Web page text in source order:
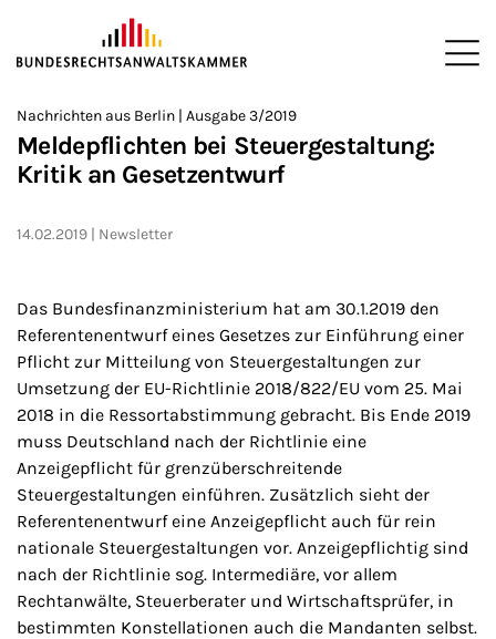
ZUM HAUPTINHALT SPRINGEN
Sie befinden sich hier:
>
Startseite
>
Newsroom
>
Newsletter
>
Nachrichten aus Berlin | Ausgabe 3/2019
Meldepflichten bei Steuergestaltung:
Kritik an Gesetzentwurf
14.02.2019 Newsletter
Das Bundesfinanzministerium hat am 30.1.2019 den
Referentenentwurf eines Gesetzes zur Einführung einer
Pflicht zur Mitteilung von Steuergestaltungen zur
Umsetzung der EU-Richtlinie 2018/822/EU vom 25. Mai
2018 in die Ressortabstimmung gebracht. Bis Ende 2019
muss Deutschland nach der Richtlinie eine
Anzeigepflicht für grenzüberschreitende
Steuergestaltungen einführen. Zusätzlich sieht der
Referentenentwurf eine Anzeigepflicht auch für rein
nationale Steuergestaltungen vor. Anzeigepflichtig sind
nach der Richtlinie sog. Intermediäre, vor allem
Rechtanwälte, Steuerberater und Wirtschaftsprüfer, in
bestimmten Konstellationen auch die Mandanten selbst.